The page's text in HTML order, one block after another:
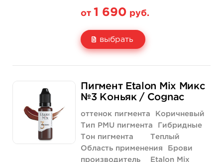
от 1 690 руб.
выбрать
Количество
1 690 руб.
купить купить
Пигмент Etalon Mix Микс
№3 Коньяк / Cognac
оттенок пигмента
Коричневый
Тип PMU пигмента
Гибридные
Тон пигмента
Теплый
Область применения
Брови
производитель
Etalon Mix